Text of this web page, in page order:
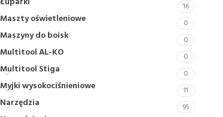
16
Maszty oświetleniowe 0
Maszyny do boisk 0
Multitool AL-KO 0
Multitool Stiga 0
Myjki wysokociśnieniowe 11
Narzędzia 95